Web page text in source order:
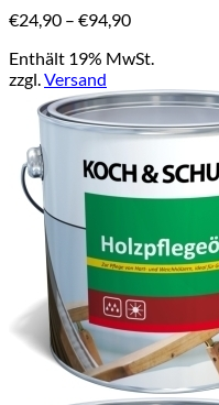
auf.
Die
Optionen
können
Produktseite
gewählt
werden
€24,90 – €94,90Preisspanne:
bis
Enthält 19% MwSt.
zzgl.Versand